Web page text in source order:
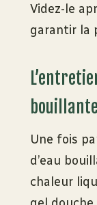
Videz-le
garantir la
bouillante
Une fois
d’eau
chaleur